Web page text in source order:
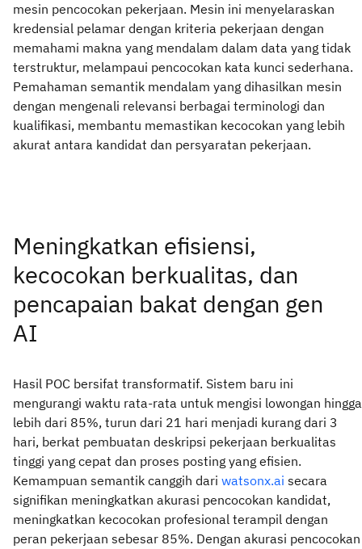
mesin pencocokan pekerjaan. Mesin ini menyelaraskan
kredensial pelamar dengan kriteria pekerjaan dengan
memahami makna yang mendalam dalam data yang tidak
terstruktur, melampaui pencocokan kata kunci sederhana.
Pemahaman semantik mendalam yang dihasilkan mesin
dengan mengenali relevansi berbagai terminologi dan
kualifikasi, membantu memastikan kecocokan yang lebih
akurat antara kandidat dan persyaratan pekerjaan.
Meningkatkan efisiensi,
kecocokan berkualitas, dan
pencapaian bakat dengan gen
AI
Hasil POC bersifat transformatif. Sistem baru ini
mengurangi waktu rata-rata untuk mengisi lowongan hingga
lebih dari 85%, turun dari 21 hari menjadi kurang dari 3
hari, berkat pembuatan deskripsi pekerjaan berkualitas
tinggi yang cepat dan proses posting yang efisien.
Kemampuan semantik canggih dari watsonx.ai secara
signifikan meningkatkan akurasi pencocokan kandidat,
meningkatkan kecocokan profesional terampil dengan
peran pekerjaan sebesar 85%. Dengan akurasi pencocokan